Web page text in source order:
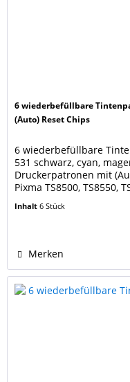
6 wiederbefüllbare
(Auto) Reset Chips
6 wiederbefüllbare
531 schwarz, cyan,
Druckerpatronen mit
Pixma TS8500, TS8550,
CLI-531BK, CLI-531C,
Inhalt6 Stück
Merken